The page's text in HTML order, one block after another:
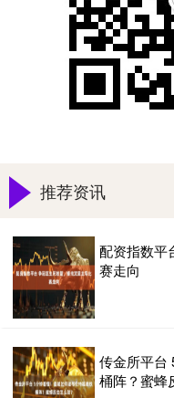
推荐资讯
配资指数平
赛走向
传金所平台
桶阵？蜜蜂